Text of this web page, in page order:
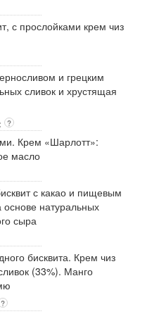
с прослойками крем чиз
и грецким
сливок и хрустящая
?
Крем «Шарлотт»:
масло
с какао и пищевым
натуральных
сыра
бисквита. Крем чиз
(33%). Манго
?